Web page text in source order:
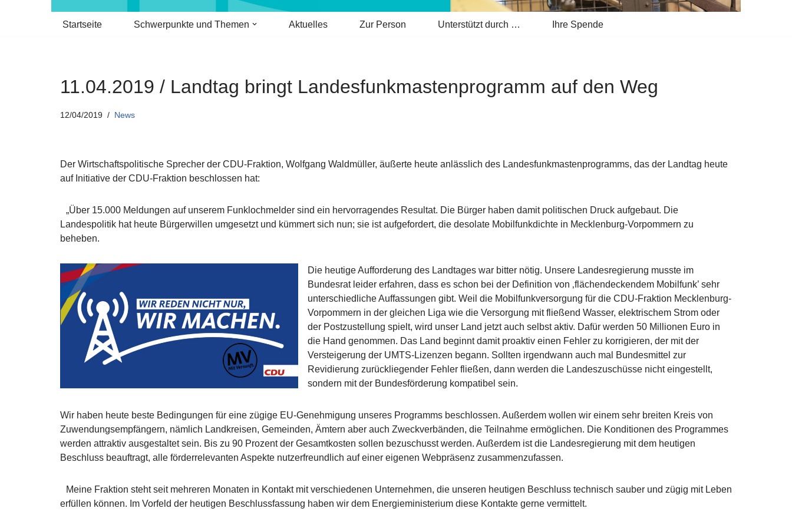
Startseite Schwerpunkte und Themen Aktuelles Zur Person Unterstützt durch … Ihre Spende
11.04.2019 / Landtag bringt Landesfunkmastenprogramm auf den Weg
12/04/2019 News
Der Wirtschaftspolitische Sprecher der CDU-Fraktion, Wolfgang Waldmüller, äußerte heute anlässlich des Landesfunkmastenprogramms, das der Landtag heute
auf Initiative der CDU-Fraktion beschlossen hat:
„Über 15.000 Meldungen auf unserem Funklochmelder sind ein hervorragendes Resultat. Die Bürger haben damit politischen Druck aufgebaut. Die
Landespolitik hat heute Bürgerwillen umgesetzt und kümmert sich nun; sie ist aufgefordert, die desolate Mobilfunkdichte in Mecklenburg-Vorpommern zu
beheben.
Die heutige Aufforderung des Landtages war bitter nötig. Unsere Landesregierung musste im
Bundesrat leider erfahren, dass es schon bei der Definition von ‚flächendeckendem Mobilfunk’ sehr
unterschiedliche Auffassungen gibt. Weil die Mobilfunkversorgung für die CDU-Fraktion Mecklenburg-
Vorpommern in der gleichen Liga wie die Versorgung mit fließend Wasser, elektrischem Strom oder
der Postzustellung spielt, wird unser Land jetzt auch selbst aktiv. Dafür werden 50 Millionen Euro in
die Hand genommen. Das Land beginnt damit proaktiv einen Fehler zu korrigieren, der mit der
Versteigerung der UMTS-Lizenzen begann. Sollten irgendwann auch mal Bundesmittel zur
Revidierung zurückliegender Fehler fließen, dann werden die Landeszuschüsse nicht eingestellt,
sondern mit der Bundesförderung kompatibel sein.
Wir haben heute beste Bedingungen für eine zügige EU-Genehmigung unseres Programms beschlossen. Außerdem wollen wir einem sehr breiten Kreis von
Zuwendungsempfängern, nämlich Landkreisen, Gemeinden, Ämtern aber auch Zweckverbänden, die Teilnahme ermöglichen. Die Konditionen des Programmes
werden attraktiv ausgestaltet sein. Bis zu 90 Prozent der Gesamtkosten sollen bezuschusst werden. Außerdem ist die Landesregierung mit dem heutigen
Beschluss beauftragt, alle förderrelevanten Aspekte nutzerfreundlich auf einer eigenen Webpräsenz zusammenzufassen.
Meine Fraktion steht seit mehreren Monaten in Kontakt mit verschiedenen Unternehmen, die unseren heutigen Beschluss technisch sauber und zügig mit Leben
erfüllen können. Im Vorfeld der heutigen Beschlussfassung haben wir dem Energieministerium diese Kontakte gerne vermittelt.